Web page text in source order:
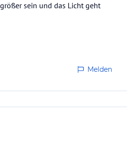
sein und das Licht geht
Melden